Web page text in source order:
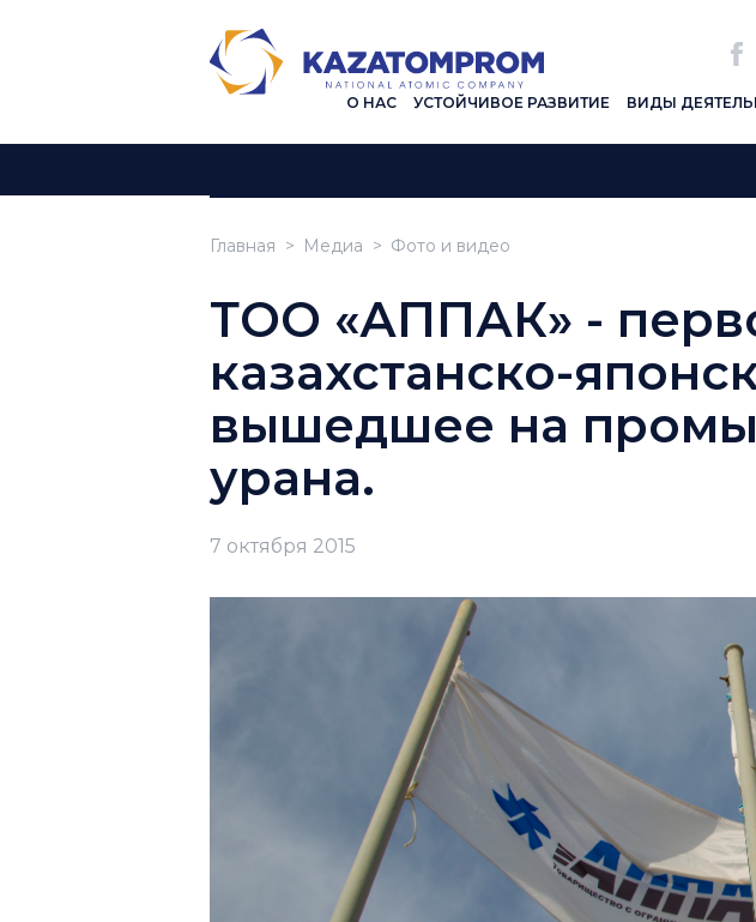
О НАС УСТОЙЧИВОЕ РАЗВИТИЕ ВИДЫ
Главная Медиа Фото и видео
ТОО «АППАК» -
казахстанско-
вышедшее на
урана.
7 октября 2015